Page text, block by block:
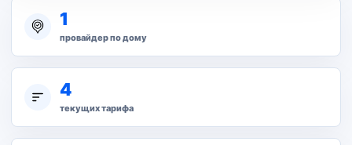
1
провайдер по дому
4
текущих тарифа